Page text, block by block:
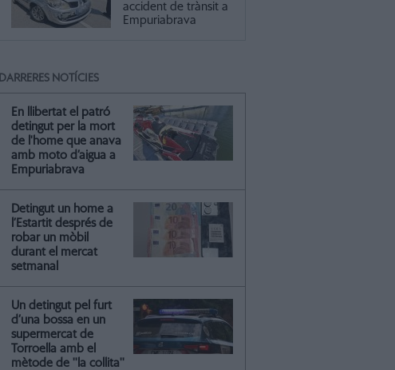
accident de trànsit a
Empuriabrava
DARRERES NOTÍCIES
En llibertat el patró
detingut per la mort
de l'home que anava
amb moto d’aigua a
Empuriabrava
Detingut un home a
l’Estartit després de
robar un mòbil
durant el mercat
setmanal
Un detingut pel furt
d’una bossa en un
supermercat de
Torroella amb el
mètode de ''la collita''